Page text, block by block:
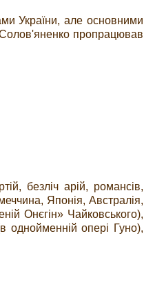
України, але основними
пропрацював
безліч арій, романсів,
Японія, Австралія,
Онєгін» Чайковського),
однойменній опері Гуно),